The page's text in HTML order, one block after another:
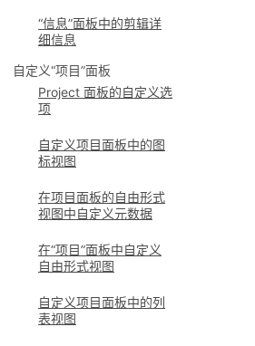
“信息”面板中的剪辑详
细信息
自定义“项目”面板
Project 面板的自定义选
项
自定义项目面板中的图
标视图
在项目面板的自由形式
视图中自定义元数据
在“项目”面板中自定义
自由形式视图
自定义项目面板中的列
表视图